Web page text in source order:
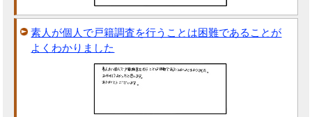
素人が個人で戸籍調査を行うことは困難であることが
よくわかりました